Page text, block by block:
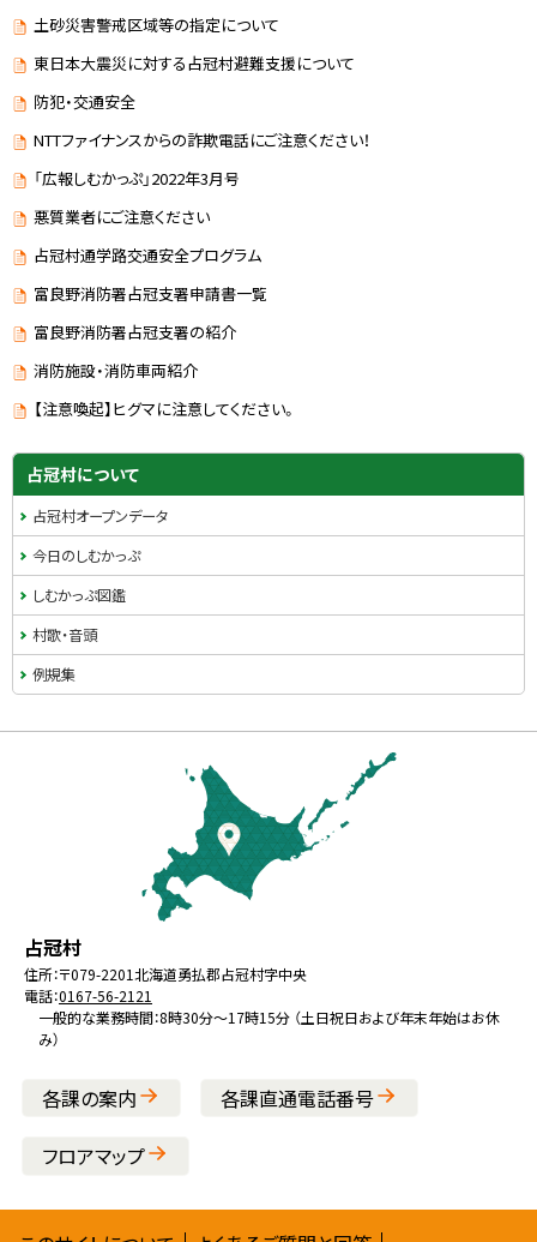
土砂災害警戒区域等の指定について
東日本大震災に対する占冠村避難支援について
防犯・交通安全
NTTファイナンスからの詐欺電話にご注意ください！
「広報しむかっぷ」2022年3月号
悪質業者にご注意ください
占冠村通学路交通安全プログラム
富良野消防署占冠支署申請書一覧
富良野消防署占冠支署の紹介
消防施設・消防車両紹介
【注意喚起】ヒグマに注意してください。
プ
に
戻
る
サ
イ
ド
・
メ
ニ
占冠村について
占冠村オープンデータ
今日のしむかっぷ
しむかっぷ図鑑
村歌・音頭
例規集
北
海
道
占冠村役
場
住所：〒079-2201北海道勇払郡占冠村字中央
電話：0167-56-2121
一般的な業務時間：8時30分～17時15分 （土日祝日および年末年始はお休
み）
各課の案内 各課直通電話番号
フロアマップ